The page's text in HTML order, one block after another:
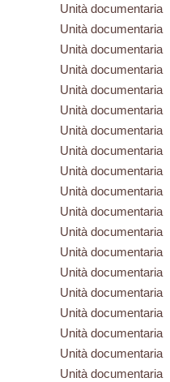
Unità documentaria
Unità documentaria
Unità documentaria
Unità documentaria
Unità documentaria
Unità documentaria
Unità documentaria
Unità documentaria
Unità documentaria
Unità documentaria
Unità documentaria
Unità documentaria
Unità documentaria
Unità documentaria
Unità documentaria
Unità documentaria
Unità documentaria
Unità documentaria
Unità documentaria